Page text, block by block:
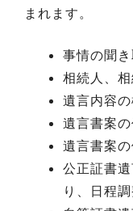
まれます。
事情の聞き
相続人、
遺言内容
遺言書案
遺言書案
公正証書
り、日程